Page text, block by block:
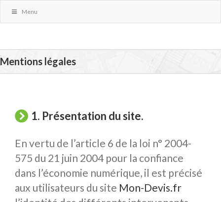
Mentions légales
1. Présentation du site.
En vertu de l’article 6 de la loi n° 2004-
575 du 21 juin 2004 pour la confiance
dans l’économie numérique, il est précisé
aux utilisateurs du site Mon-Devis.fr
Menu